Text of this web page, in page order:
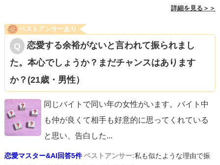
詳細を見る＞＞
ベストアンサーあり
恋愛する余裕がないと言われて振られまし
た。本心でしょうか？まだチャンスはあります
か？(21歳・男性）
同じバイトで同い年の女性がいます。バイト中
も仲が良くて相手も好意的に思ってくれている
と思い、告白した...
恋愛マスター&AI回答5件 ベストアンサー:私も似たような理由で振